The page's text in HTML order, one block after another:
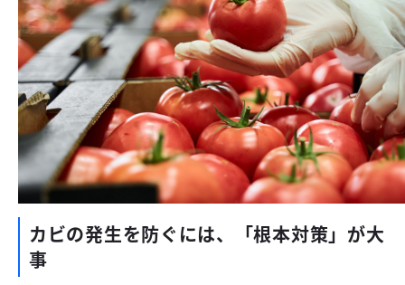
カビの発生を防ぐには、「根本対策」が大
事